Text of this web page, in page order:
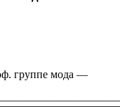
группе мода —